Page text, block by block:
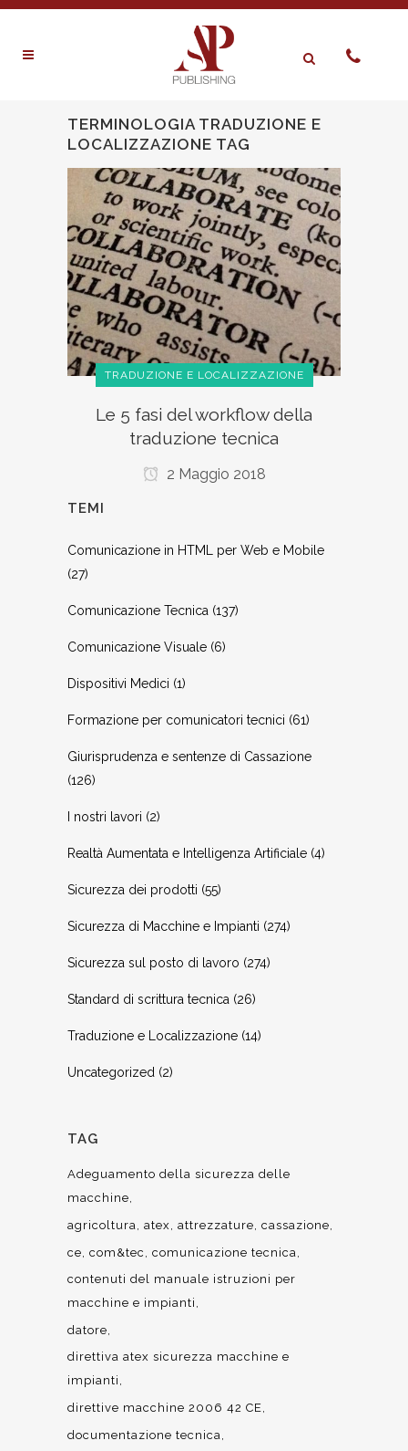
TERMINOLOGIA TRADUZIONE E
LOCALIZZAZIONE TAG
TRADUZIONE E LOCALIZZAZIONE
Le 5 fasi del workflow della
traduzione tecnica
2 Maggio 2018
TEMI
Comunicazione in HTML per Web e Mobile
(27)
Comunicazione Tecnica (137)
Comunicazione Visuale (6)
Dispositivi Medici (1)
Formazione per comunicatori tecnici (61)
Giurisprudenza e sentenze di Cassazione
(126)
I nostri lavori (2)
Realtà Aumentata e Intelligenza Artificiale (4)
Sicurezza dei prodotti (55)
Sicurezza di Macchine e Impianti (274)
Sicurezza sul posto di lavoro (274)
Standard di scrittura tecnica (26)
Traduzione e Localizzazione (14)
Uncategorized (2)
TAG
Adeguamento della sicurezza delle
macchine
agricoltura atex attrezzature cassazione
ce com&tec
comunicazione tecnica
contenuti del manuale istruzioni per
macchine e impianti
datore
direttiva atex sicurezza macchine e
impianti
direttive macchine 2006 42 CE
documentazione tecnica